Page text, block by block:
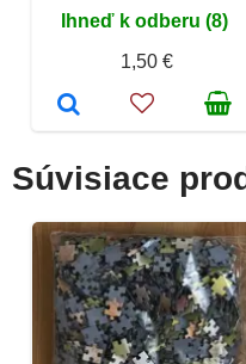
Ihneď k odberu (8)
1,50 €
Súvisiace